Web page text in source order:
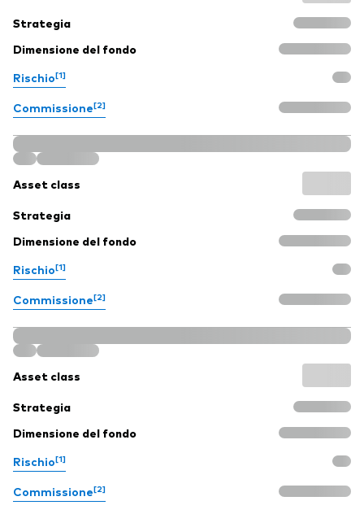
Strategia
Dimensione del fondo
Rischio[1]
Commissione[2]
Asset class
Strategia
Dimensione del fondo
Rischio[1]
Commissione[2]
Asset class
Strategia
Dimensione del fondo
Rischio[1]
Commissione[2]